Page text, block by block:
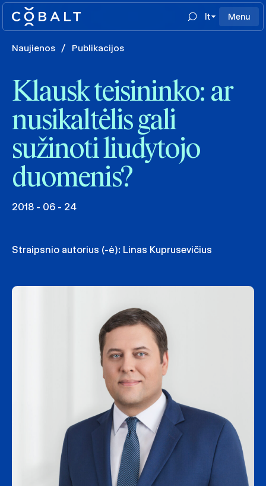
lt Menu
Naujienos / Publikacijos
Klausk teisininko: ar
nusikaltėlis gali
sužinoti liudytojo
duomenis?
2018 - 06 - 24
Straipsnio autorius (-ė): Linas Kuprusevičius